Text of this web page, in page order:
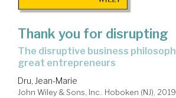
Thank you for disrupting
the disruptive business philosophies of the world's
great entrepreneurs
Dru, Jean-Marie
John Wiley & Sons, Inc.. Hoboken (NJ), 2019